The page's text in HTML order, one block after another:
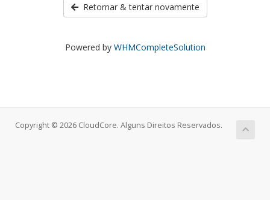
Retornar & tentar novamente
Powered by WHMCompleteSolution
Copyright © 2026 CloudCore. Alguns Direitos Reservados.